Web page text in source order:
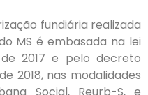
fundiária realizada
MS é embasada na lei
2017 e pelo decreto
2018, nas modalidades
Social, Reurb-S, e